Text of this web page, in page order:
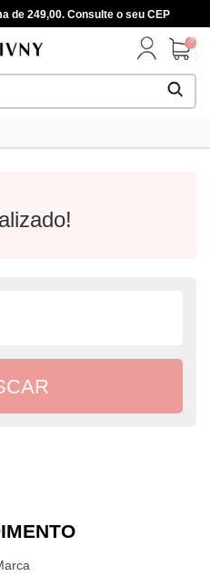
de 249,00. Consulte o seu CEP
0